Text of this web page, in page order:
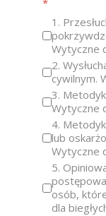
1.
Wytyczne
2.
cywilnym.
3.
Wytyczne
4.
lub
Wytyczne
5.
osób,
dla